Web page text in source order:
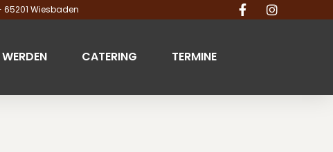
65201 Wiesbaden
CATERING TERMINE